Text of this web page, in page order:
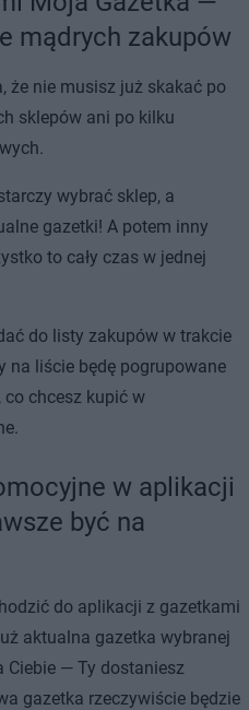
mądrych zakupów
że nie musisz już skakać po
sklepów ani po kilku
wybrać sklep, a
gazetki! A potem inny
to cały czas w jednej
do listy zakupów w trakcie
na liście będę pogrupowane
co chcesz kupić w
w aplikacji
być na
do aplikacji z gazetkami
aktualna gazetka wybranej
Ciebie — Ty dostaniesz
gazetka rzeczywiście będzie